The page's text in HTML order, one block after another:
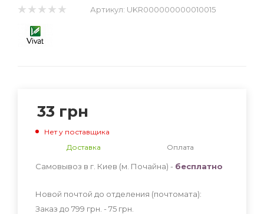
Артикул: UKR000000000010015
33 грн
Нет у поставщика
Доставка
Оплата
Самовывоз в г. Киев (м. Почайна) - бесплатно
Новой почтой до отделения (почтомата):
Заказ до 799 грн. - 75 грн